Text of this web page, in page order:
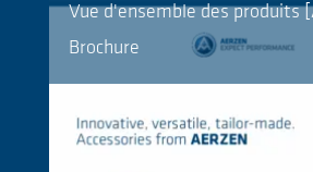
Vue d'ensemble des produits
Brochure